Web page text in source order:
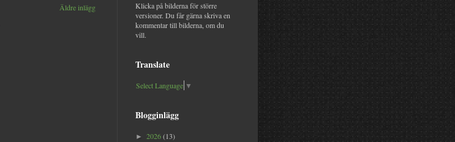
Äldre inlägg
Klicka på bilderna för större
versioner. Du får gärna skriva en
kommentar till bilderna, om du
vill.
Translate
Select Language ▼
Blogginlägg
► 2026(13)